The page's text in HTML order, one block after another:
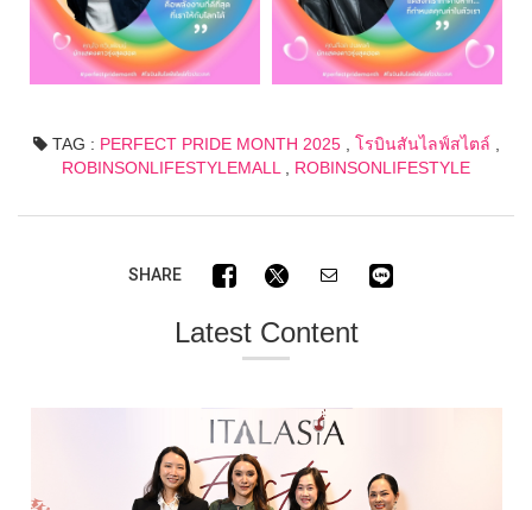
TAG : PERFECT PRIDE MONTH 2025, โรบินสันไลฟ์สไตล์
ROBINSONLIFESTYLEMALL
ROBINSONLIFESTYLE
SHARE
Latest Content